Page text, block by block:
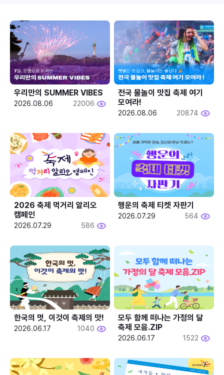
우리만의 SUMMER VIBES
2026.08.06 22006
전국 물놀이 맛집 축제 여기
모여라!
2026.08.06 20874
2026 축제 먹거리 알리오
캠페인
2026.07.29 586
행운의 축제 티켓 자판기
2026.07.29 564
한국의 멋, 이것이 축제의 맛!
2026.06.17 1040
모두 함께 떠나는 가정의 달
축제 모음.ZIP
2026.06.17 1522